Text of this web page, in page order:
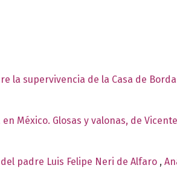
la supervivencia de la Casa de Borda
México. Glosas y valonas, de
padre Luis Felipe Neri de Alfaro ,